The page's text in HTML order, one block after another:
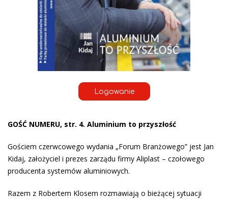
Logowanie
GOŚĆ NUMERU, str. 4. Aluminium to przyszłość
Gościem czerwcowego wydania „Forum Branżowego” jest Jan
Kidaj, założyciel i prezes zarządu firmy Aliplast – czołowego
producenta systemów aluminiowych.
Razem z Robertem Klosem rozmawiają o bieżącej sytuacji